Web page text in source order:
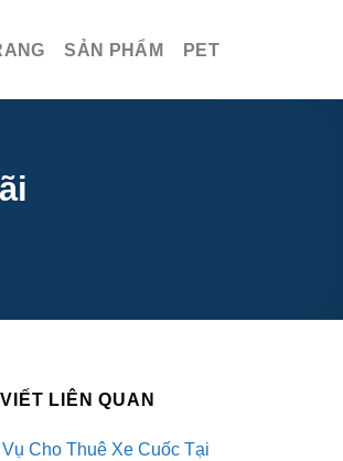
SẢN PHẨM PET
LIÊN QUAN
Cho Thuê Xe Cuốc Tại